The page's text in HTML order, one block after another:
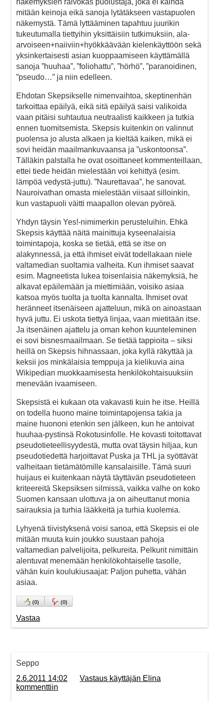
näkemyksien raivokas puolustaja, joka ei kaihda
mitään keinoja eikä sanoja lytätäkseen vastapuolen
näkemystä. Tämä lyttääminen tapahtuu juurikin
tukeutumalla tiettyihin yksittäisiin tutkimuksiin, ala-
arvoiseen+naiiviin+hyökkäävään kielenkäyttöön sekä
yksinkertaisesti asian kuoppaamiseen käyttämällä
sanoja ”huuhaa”, ”foliohattu”, ”hörhö”, ”paranoidinen,
”pseudo…” ja niin edelleen.
Ehdotan Skepsikselle nimenvaihtoa, skeptinenhän
tarkoittaa epäilyä, eikä sitä epäilyä saisi valikoida
vaan pitäisi suhtautua neutraalisti kaikkeen ja tutkia
ennen tuomitsemista. Skepsis kuitenkin on valinnut
puolensa jo alusta alkaen ja kieltää kaiken, mikä ei
sovi heidän maailmankuvaansa ja ”uskontoonsa”.
Tälläkin palstalla he ovat osoittaneet kommenteillaan,
ettei tiede heidän mielestään voi kehittyä (esim.
lämpöä vedystä-juttu). ”Naurettavaa”, he sanovat.
Nauroivathan omasta mielestään viisaat silloinkin,
kun vastapuoli väitti maapallon olevan pyöreä.
Yhdyn täysin Yes!-nimimerkin perusteluihin. Ehkä
Skepsis käyttää näitä mainittuja kyseenalaisia
toimintapoja, koska se tietää, että se itse on
alakynnessä, ja että ihmiset eivät todellakaan niele
valtamedian suoltamia valheita. Kun ihmiset saavat
esim. Magneetista lukea toisenlaisia näkemyksiä, he
alkavat epäilemään ja miettimiään, voisiko asiaa
katsoa myös tuolta ja tuolta kannalta. Ihmiset ovat
heränneet itsenäiseen ajatteluun, mikä on ainoastaan
hyvä juttu. Ei uskota tiettyä linjaa, vaan mietitään itse.
Ja itsenäinen ajattelu ja oman kehon kuunteleminen
ei sovi bisnesmaailmaan. Se tietää tappioita – siksi
heillä on Skepsis hihnassaan, joka kyllä räkyttää ja
keksii jos minkälaisia temppuja ja kielikuvia aina
Wikipedian muokkaamisesta henkilökohtaisuuksiin
menevään ivaamiseen.
Skepsistä ei kukaan ota vakavasti kuin he itse. Heillä
on todella huono maine toimintapojensa takia ja
maine huononi etenkin sen jälkeen, kun he antoivat
huuhaa-pystinsä Rokotusinfolle. He kovasti toitottavat
pseudotieteellisyydestä, mutta ovat täysin hiljaa, kun
pseudotiedettä harjoittavat Puska ja THL ja syöttävät
valheitaan tietämätömille kansalaisille. Tämä suuri
huijaus ei kuitenkaan näytä täyttävän pseudotieteen
kriteereitä Skepsiksen silmissä, vaikka valhe on koko
Suomen kansaan ulottuva ja on aiheuttanut monia
sairauksia ja turhia lääkkeitä ja turhia kuolemia.
Lyhyenä tiivistyksenä voisi sanoa, että Skepsis ei ole
mitään muuta kuin joukko suustaan pahoja
valtamedian palvelijoita, pelkureita. Pelkurit nimittäin
alentuvat menemään henkilökohtaiselle tasolle,
vähän kuin koulukiusaajat: Paljon puhetta, vähän
asiaa.
(0) (0)
Vastaa
Seppo
2.6.2011 14:02
Vastaus käyttäjän Elina
kommenttiin